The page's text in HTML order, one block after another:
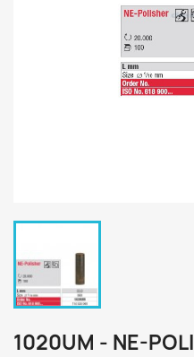
1020UM - NE-